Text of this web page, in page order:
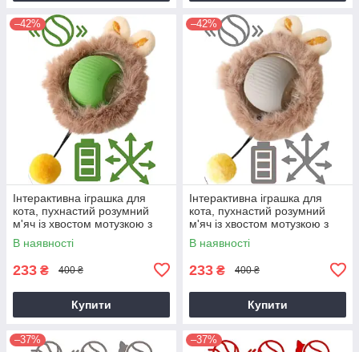
–42%
Інтерактивна іграшка для
кота, пухнастий розумний
м'яч із хвостом мотузкою з
імітацією миші, тихий,
автоматичний,
В наявності
233 ₴ 400 ₴
Купити
–42%
Інтерактивна іграшка для
кота, пухнастий розумний
м'яч із хвостом мотузкою з
імітацією миші, тихий,
автоматичний,
В наявності
233 ₴ 400 ₴
Купити
–37% –37%